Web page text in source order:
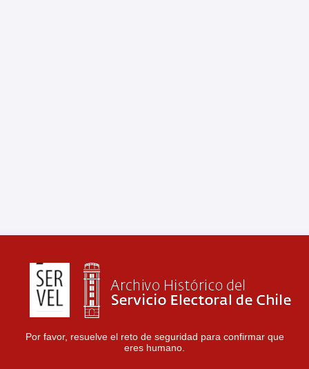
Por favor, resuelve el reto de seguridad para confirmar que
eres humano.